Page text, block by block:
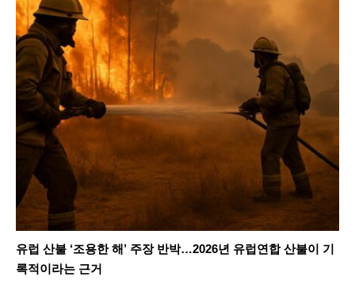
유럽 산불 ‘조용한 해’ 주장 반박…2026년 유럽연합 산불이 기
록적이라는 근거